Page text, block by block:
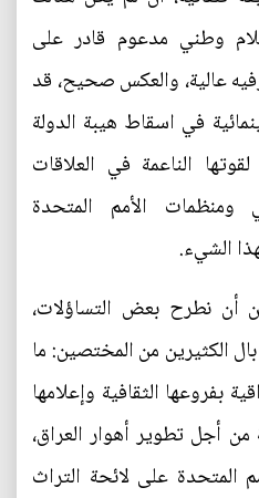
وطني مدعوم قادر على
عالية، والعكس صحيح، قد
في اسقاط هيبة الدولة
الناعمة في العلاقات
ومنظمات الأمم المتحدة
الشيء.
أن نطرح بعض التساؤلات،
الكثيرين من المختصين: ما
بفروعها الثقافية وإعلامها
من أجل تطوير أهوار العراق،
المتحدة على لائحة التراث